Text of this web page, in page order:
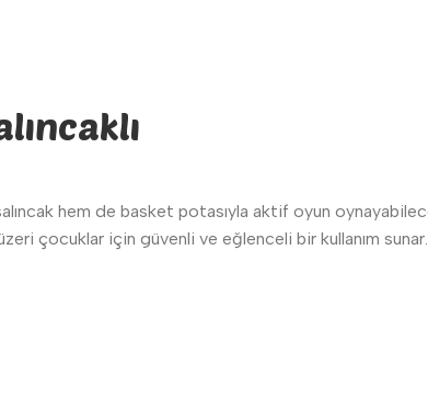
hem de basket potasıyla aktif oyun
çocuklar için güvenli ve eğlenceli bir kullanım sunar.